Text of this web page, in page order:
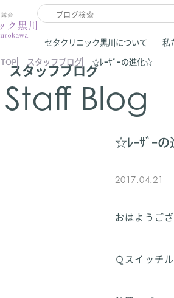
セタクリニック黒川について 私
スタッフブログ
Staff Blog
TOP スタッフブログ ☆ﾚｰｻﾞｰの進化☆
☆ﾚｰｻﾞｰ
2017.04.21
おはようご
Ｑスイッチ